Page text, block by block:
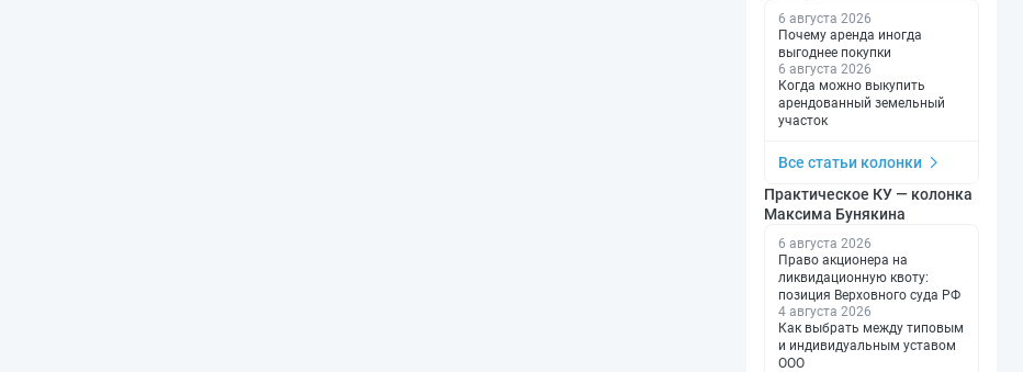
6 августа 2026
Почему аренда иногда
выгоднее покупки
6 августа 2026
Когда можно выкупить
арендованный земельный
участок
Все статьи колонки
Практическое КУ — колонка
Максима Бунякина
6 августа 2026
Право акционера на
ликвидационную квоту:
позиция Верховного суда РФ
4 августа 2026
Как выбрать между типовым
и индивидуальным уставом
ООО